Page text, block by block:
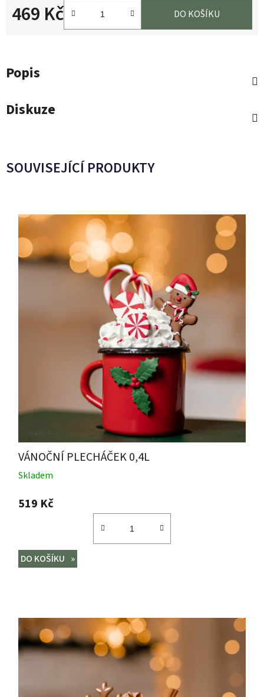
469 Kč DO KOŠÍKU
Popis
Diskuze
SOUVISEJÍCÍ PRODUKTY
VÁNOČNÍ PLECHÁČEK 0,4L
Skladem
519 Kč
DO KOŠÍKU